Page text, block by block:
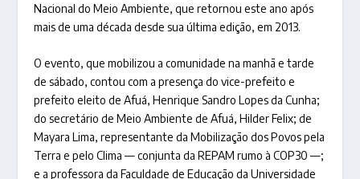
Nacional do Meio Ambiente, que retornou este ano após
mais de uma década desde sua última edição, em 2013.
O evento, que mobilizou a comunidade na manhã e tarde
de sábado, contou com a presença do vice-prefeito e
prefeito eleito de Afuá, Henrique Sandro Lopes da Cunha;
do secretário de Meio Ambiente de Afuá, Hilder Felix; de
Mayara Lima, representante da Mobilização dos Povos pela
Terra e pelo Clima — conjunta da REPAM rumo à COP30 —;
e a professora da Faculdade de Educação da Universidade